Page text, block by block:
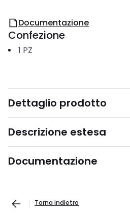
Documentazione
Confezione
1 PZ
Dettaglio prodotto
Descrizione estesa
Documentazione
Torna indietro